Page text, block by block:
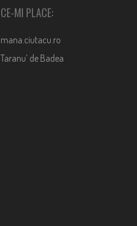
CE-MI PLACE:
mana.ciutacu.ro
Taranu’ de Badea